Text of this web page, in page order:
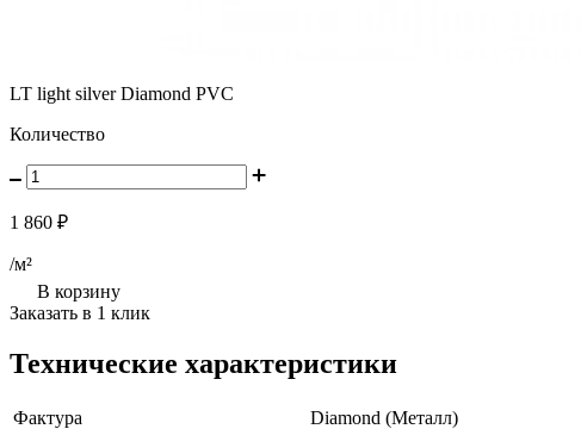
LT light silver Diamond PVC
Количество
1 860 ₽
/м²
В корзину
Заказать в 1 клик
Технические характеристики
Фактура Diamond (Металл)